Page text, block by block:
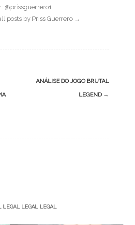
@prissguerrero1
posts by Priss Guerrero →
ANÁLISE DO JOGO BRUTAL
LEGEND →
LEGAL LEGAL LEGAL